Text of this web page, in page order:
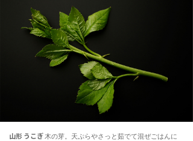
山形 うこぎ 木の芽。天ぷらやさっと茹でて混ぜごはんに